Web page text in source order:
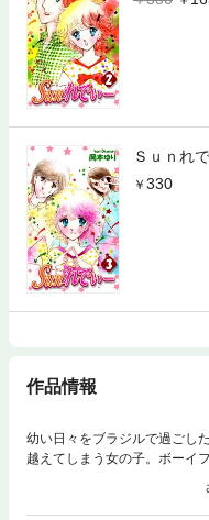
Ｓｕｎれ
330
作品情報
幼い日々をブラジルで過ごし
越えてしまう女の子。ボーイ
毎回おどろかされつつ、好意
は夏芽に厳しい。それはまじ